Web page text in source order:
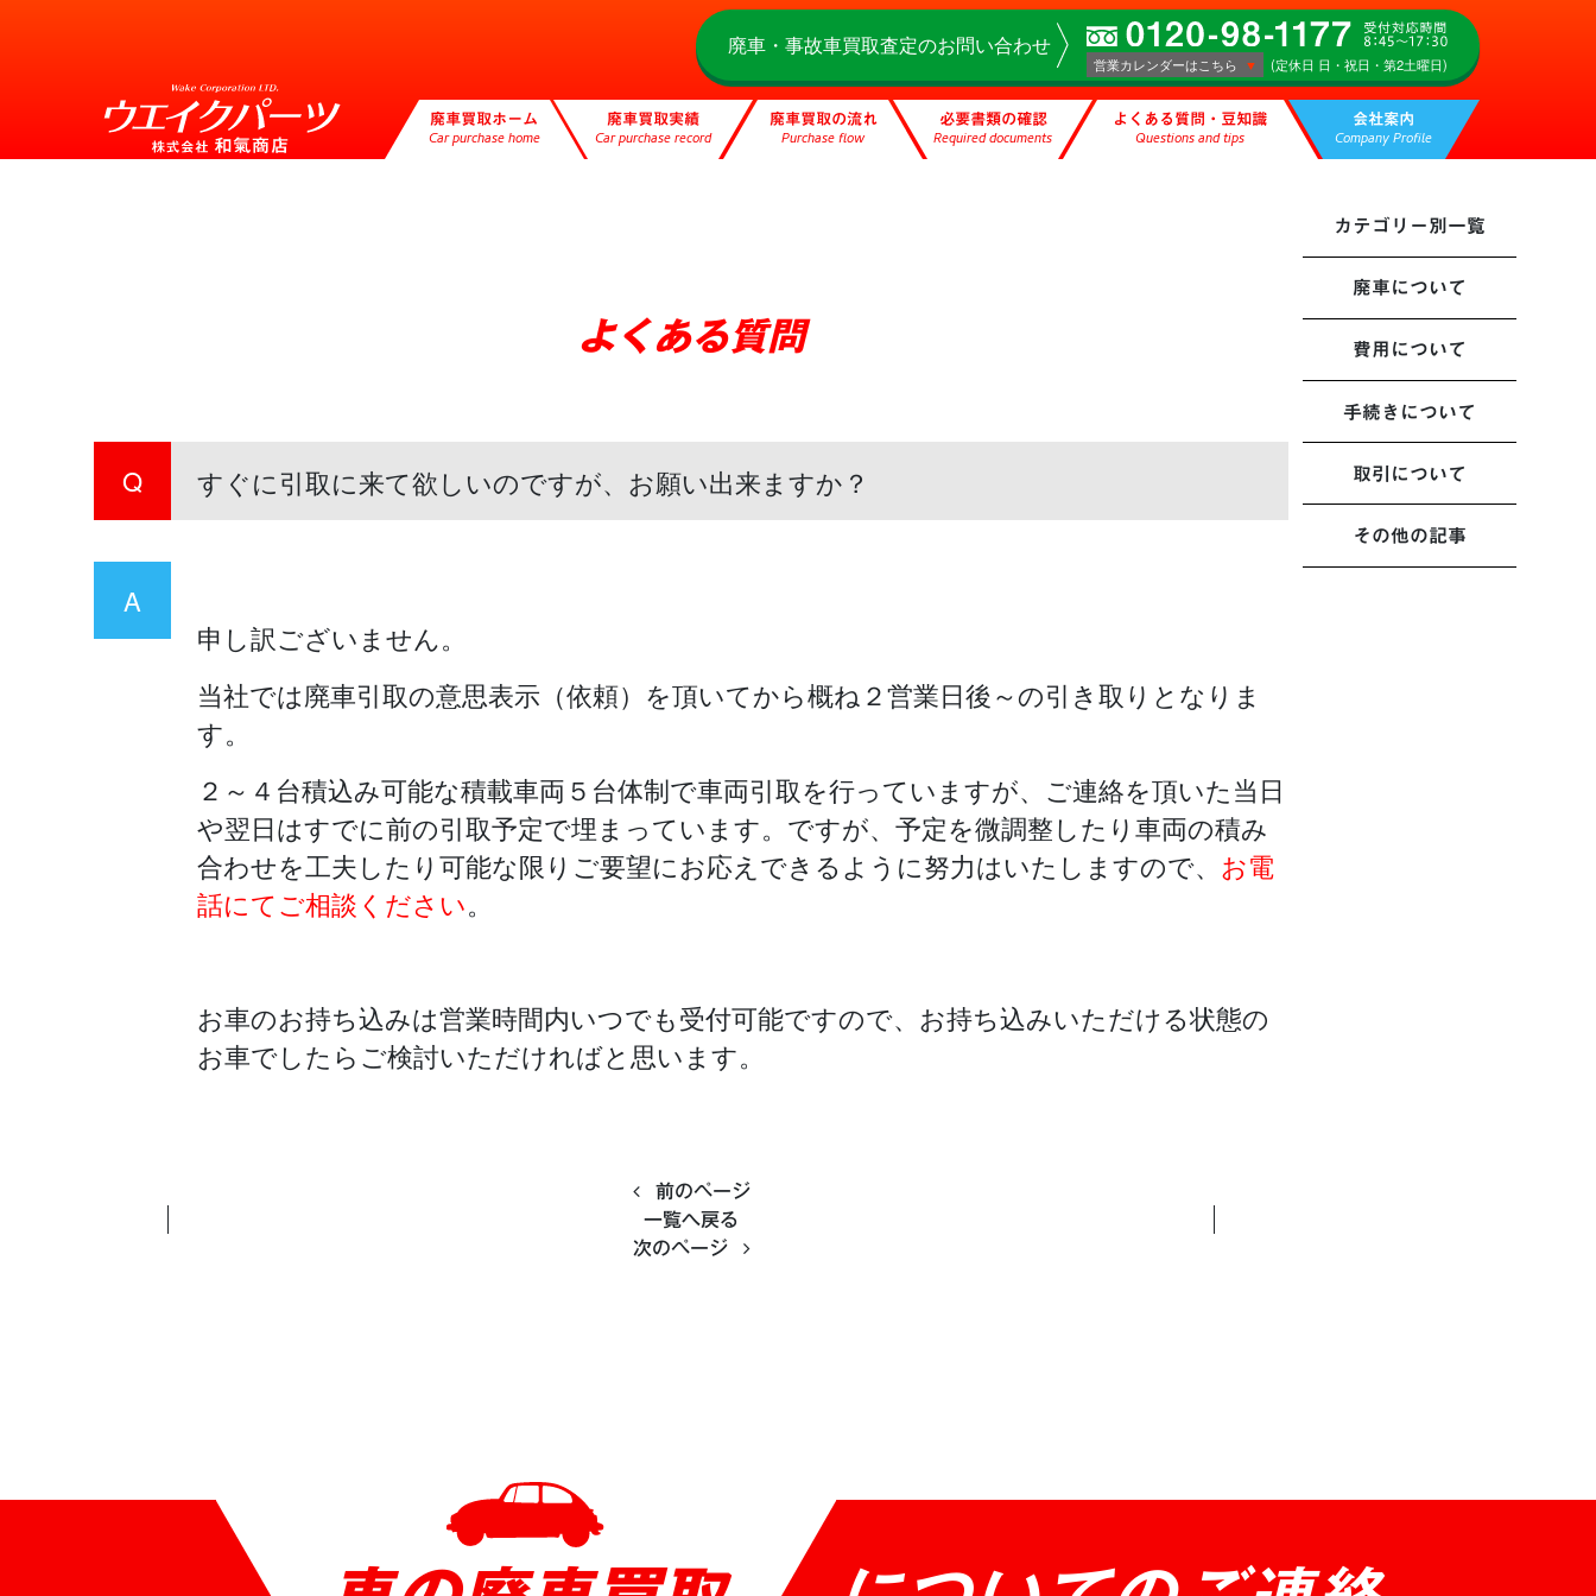
廃車・事故車買取査定のお問い合わせ
営業カレンダーはこちら (定休日 日・祝日・第2土曜日)
廃車買取ホーム
Car purchase home
廃車買取実績
Car purchase record
廃車買取の流れ
Purchase flow
必要書類の確認
Required documents
よくある質問・豆知識
Questions and tips
会社案内
Company Profile
よくある質問
Q すぐに引取に来て欲しいのですが、お願い出来ますか？
A
申し訳ございません。
当社では廃車引取の意思表示（依頼）を頂いてから概ね２営業日後～の引き取りとなりま
す。
２～４台積込み可能な積載車両５台体制で車両引取を行っていますが、ご連絡を頂いた当日
や翌日はすでに前の引取予定で埋まっています。ですが、予定を微調整したり車両の積み
合わせを工夫したり可能な限りご要望にお応えできるように努力はいたしますので、 お電
話にてご相談ください。
お車のお持ち込みは営業時間内いつでも受付可能ですので、お持ち込みいただける状態の
お車でしたらご検討いただければと思います。
前のページ
一覧へ戻る
次のページ
カテゴリー別一覧
廃車について
費用について
手続きについて
取引について
その他の記事